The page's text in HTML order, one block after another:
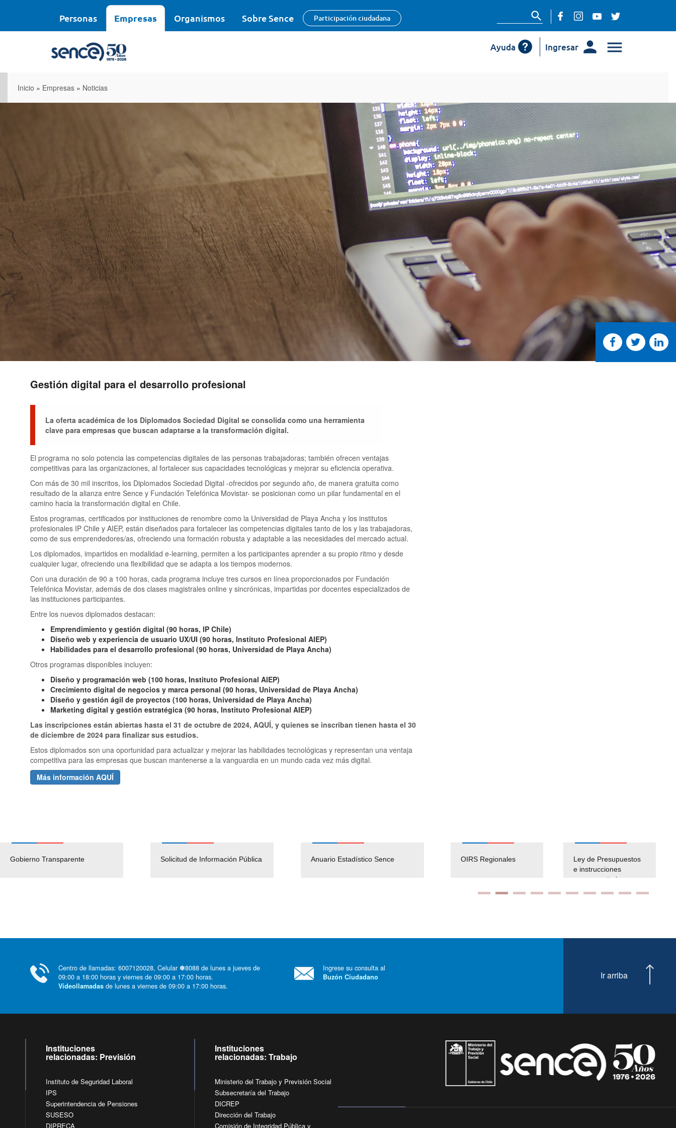
Personas Empresas Organismos Sobre Sence Participación ciudadana
Ingresar
Ayuda
Inicio » Empresas » Noticias
Gestión digital para el desarrollo profesional
La oferta académica de los Diplomados Sociedad Digital se consolida como una herramienta
clave para empresas que buscan adaptarse a la transformación digital.
El programa no solo potencia las competencias digitales de las personas trabajadoras; también ofrecen ventajas
competitivas para las organizaciones, al fortalecer sus capacidades tecnológicas y mejorar su eficiencia operativa.
Con más de 30 mil inscritos, los Diplomados Sociedad Digital -ofrecidos por segundo año, de manera gratuita como
resultado de la alianza entre Sence y Fundación Telefónica Movistar- se posicionan como un pilar fundamental en el
camino hacia la transformación digital en Chile.
Estos programas, certificados por instituciones de renombre como la Universidad de Playa Ancha y los institutos
profesionales IP Chile y AIEP, están diseñados para fortalecer las competencias digitales tanto de los y las trabajadoras,
como de sus emprendedores/as, ofreciendo una formación robusta y adaptable a las necesidades del mercado actual.
Los diplomados, impartidos en modalidad e-learning, permiten a los participantes aprender a su propio ritmo y desde
cualquier lugar, ofreciendo una flexibilidad que se adapta a los tiempos modernos.
Con una duración de 90 a 100 horas, cada programa incluye tres cursos en línea proporcionados por Fundación
Telefónica Movistar, además de dos clases magistrales online y sincrónicas, impartidas por docentes especializados de
las instituciones participantes.
Entre los nuevos diplomados destacan:
Emprendimiento y gestión digital (90 horas, IP Chile)
Diseño web y experiencia de usuario UX/UI (90 horas, Instituto Profesional AIEP)
Habilidades para el desarrollo profesional (90 horas, Universidad de Playa Ancha)
Otros programas disponibles incluyen:
Diseño y programación web (100 horas, Instituto Profesional AIEP)
Crecimiento digital de negocios y marca personal (90 horas, Universidad de Playa Ancha)
Diseño y gestión ágil de proyectos (100 horas, Universidad de Playa Ancha)
Marketing digital y gestión estratégica (90 horas, Instituto Profesional AIEP)
Las inscripciones están abiertas hasta el 31 de octubre de 2024, AQUÍ, y quienes se inscriban tienen hasta el 30
de diciembre de 2024 para finalizar sus estudios.
Estos diplomados son una oportunidad para actualizar y mejorar las habilidades tecnológicas y representan una ventaja
competitiva para las empresas que buscan mantenerse a la vanguardia en un mundo cada vez más digital.
Más información AQUÍ
Gobierno Transparente Solicitud de Información Pública Anuario Estadístico Sence
Pago Proveedores
Empleos Públicos
Solicitud Audiencias y
OIRS Regionales
Ley de Presupuestos
e instrucciones
presuspuetarias
Centro de llamadas: 6007120028, Celular ✽8088 de lunes a jueves de
09:00 a 18:00 horas y viernes de 09:00 a 17:00 horas.
Videollamadas de lunes a viernes de 09:00 a 17:00 horas.
Ingrese su consulta al
Buzón Ciudadano Ir arriba
Instituciones
relacionadas: Previsión
Instituto de Seguridad Laboral
IPS
Superintendencia de Pensiones
SUSESO
DIPRECA
Instituciones
relacionadas: Trabajo
Ministerio del Trabajo y Previsión Social
Subsecretaría del Trabajo
DICREP
Dirección del Trabajo
Comisión de Integridad Pública y